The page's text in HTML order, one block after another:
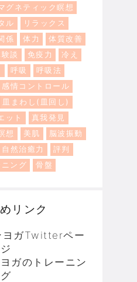
グネティック瞑想
ル
リラックス
係 体力
体質改善
談 免疫力
冷え
呼吸
呼吸法
感情コントロール
皿まわし(皿回し)
ット
真我発見
想 美肌
脳波振動
自然治癒力
評判
ング
骨盤
リンク
ヨガTwitterペー
ジ
ガのトレーニン
グ